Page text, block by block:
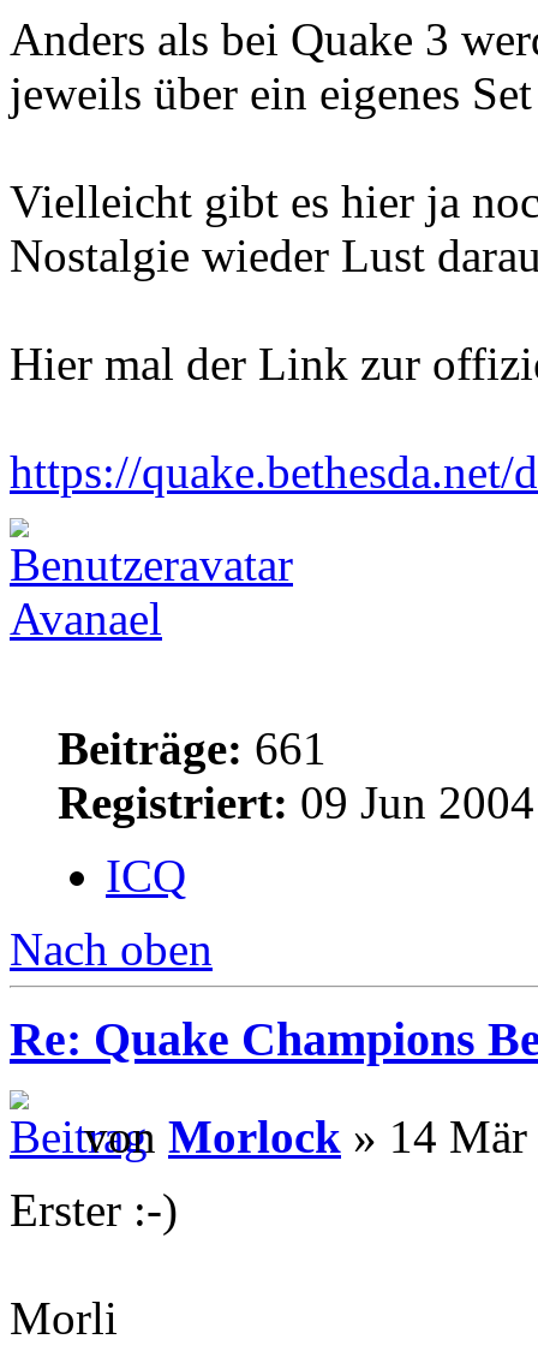
Anders als bei Quake 3
jeweils über ein eigenes
Vielleicht gibt es hier ja
Nostalgie wieder Lust
Hier mal der Link zur
https://quake.bethesda.net/
Avanael
Beiträge: 661
Registriert: 09 Jun
ICQ
Nach oben
Re: Quake Champions
von Morlock » 14
Erster :-)
Morli